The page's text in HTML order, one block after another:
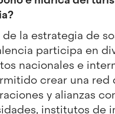
de la estrategia de
participa en
nacionales e
crear una red
y alianzas
institutos de